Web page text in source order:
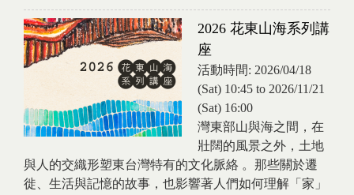
2026 花東山海系列講
座
活動時間: 2026/04/18
(Sat) 10:45 to 2026/11/21
(Sat) 16:00
灣東部山與海之間，在
壯闊的風景之外，土地
與人的交織形塑東台灣特有的文化脈絡 。那些關於遷
徙、生活與記憶的故事，也影響著人們如何理解「家」